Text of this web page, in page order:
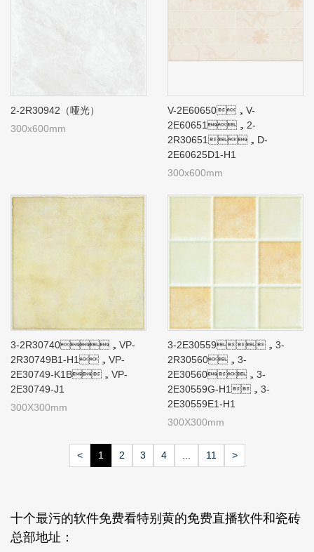
2-2R30942（哑光）
300x600mm
V-2E60650，V-
2E60651，2-
2R30651，D-
2E60625D1-H1
300x600mm
3-2R30740，VP-
2R30749B1-H1，VP-
2E30749-K1B，VP-
2E30749-J1
300X300mm
3-2E30559，3-
2R30560，3-
2E30560，3-
2E30559G-H1，3-
2E30559E1-H1
300X300mm
< 1 2 3 4 11 >
十个最污的软件免费看特别黄的免费直播软件和瓷砖
总部地址：